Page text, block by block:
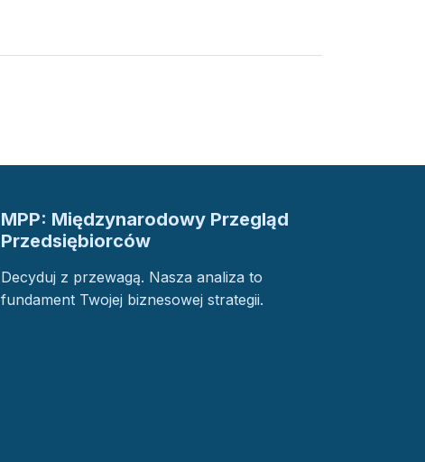
MPP: Międzynarodowy Przegląd
Przedsiębiorców
Decyduj z przewagą. Nasza analiza to
fundament Twojej biznesowej strategii.